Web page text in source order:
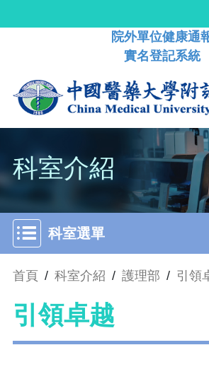
院外單位健康通
實名登記系統
科室介紹
科室選單
首頁 / 科室介紹 / 護理部 / 引領
引領卓越